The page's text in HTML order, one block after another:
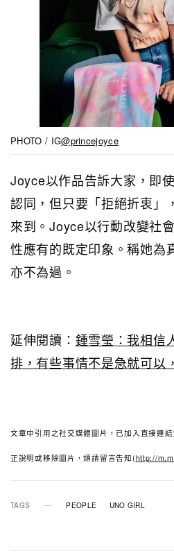
PHOTO / IG@princejoyce
Joyce以作品告訴大家，即
認同，但只要「拒絕折衷」
來到。Joyce以行動改變社
性應有的既定印象。稱她為
亦不為過。
延伸閱讀： 鍾雪瑩：我相信
排，有些事情不是急就可以
文章中引用之社交媒體圖片，已加入直接連
正說明或移除圖片，煩請留言告知(http://
TAGS PEOPLE UNO GIRL